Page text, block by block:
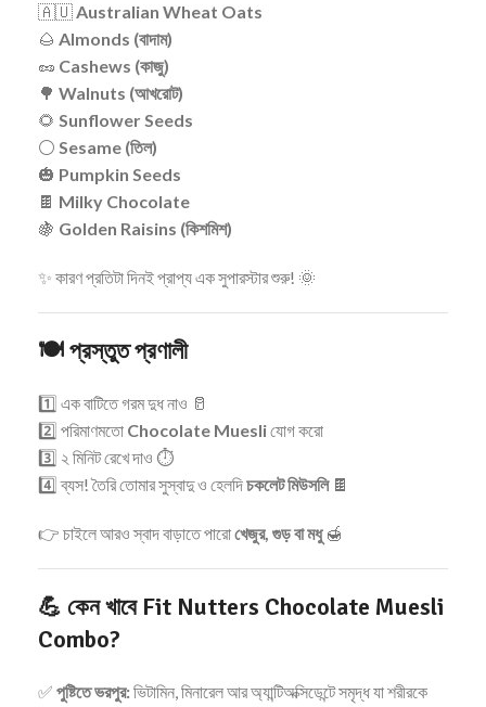
🇦🇺Australian Wheat Oats
🌰 Almonds (বাদাম)
🥜 Cashews (কাজু)
🌳 Walnuts (আখরোট)
🌻 Sunflower Seeds
⚪ Sesame (তিল)
🎃 Pumpkin Seeds
🍫 Milky Chocolate
🍇 Golden Raisins (কিশমিশ)
✨ কারণ প্রতিটা দিনই প্রাপ্য এক সুপারস্টার শুরু! 🌞
🍽️প্রস্তুত প্রণালী
1️⃣ এক বাটিতে গরম দুধ নাও 🥛
2️⃣ পরিমাণমতো Chocolate Muesliযোগ করো
3️⃣ ২ মিনিট রেখে দাও ⏱️
4️⃣ ব্যস! তৈরি তোমার সুস্বাদু ও হেলদিচকলেট মিউসলি🍫
👉 চাইলে আরও স্বাদ বাড়াতে পারোখেজুর, গুড় বা মধু🍯
💪 কেন খাবে Fit Nutters Chocolate Muesli
Combo?
✅ পুষ্টিতে ভরপুর:ভিটামিন, মিনারেল আর অ্যান্টিঅক্সিডেন্টে সমৃদ্ধ যা শরীরকে